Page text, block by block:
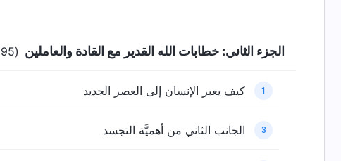
الجزء الثاني: خطابات الله القدير مع القادة والعاملين (1995 إلى 12 يناير 2022)
1 كيف يعبر الإنسان إلى العصر الجديد
3 الجانب الثاني من أهميَّة التجسد